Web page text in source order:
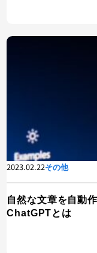
2023.02.22その他
自然な文章を自動
ChatGPTとは